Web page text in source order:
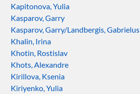
Kapitonova, Yulia
Kasparov, Garry
Kasparov, Garry/Landbergis, Gabrielus
Khalin, Irina
Khotin, Rostislav
Khots, Alexandre
Kirillova, Ksenia
Kiriyenko, Yulia